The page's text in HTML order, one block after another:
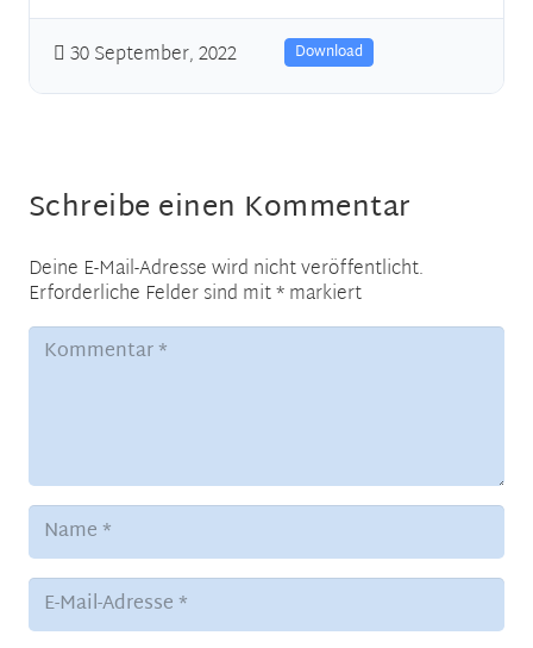
30 September, 2022 Download
Schreibe einen Kommentar
Deine E-Mail-Adresse wird nicht veröffentlicht.
Erforderliche Felder sind mit*markiert